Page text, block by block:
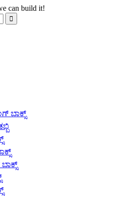
can build it!
ಬಾಕ್ಸ್
ಬಾಕ್ಸ್